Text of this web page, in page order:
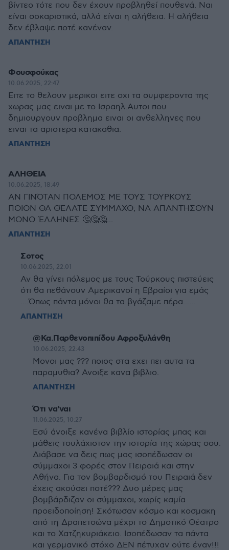
βίντεο τότε που δεν έχουν προβληθεί πουθενά. Ναι
είναι σοκαριστικά, αλλά είναι η αλήθεια. Η αλήθεια
δεν έβλαψε ποτέ κανέναν.
ΑΠΑΝΤΗΣΗ
Φουσφούκας
10.06.2025, 22:47
Ειτε το θελουν μερικοι ειτε οχι τα συμφεροντα της
χωρας μας ειναι με το Ισραηλ.Αυτοι που
δημιουργουν προβλημα ειναι οι ανθελληνες που
ειναι τα αριστερα κατακαθια.
ΑΠΑΝΤΗΣΗ
ΑΛΗΘΕΙΑ
10.06.2025, 18:49
ΑΝ ΓΙΝΌΤΑΝ ΠΟΛΕΜΟΣ ΜΕ ΤΟΥΣ ΤΟΥΡΚΟΥΣ
ΠΟΙΟΝ ΘΑ ΘΈΛΑΤΕ ΣΥΜΜΑΧΟ; ΝΑ ΑΠΑΝΤΉΣΟΥΝ
ΜΟΝΟ ΈΛΛΗΝΕΣ 🤔🤔🤔...
ΑΠΑΝΤΗΣΗ
Σοτος
10.06.2025, 22:01
Αν θα γίνει πόλεμος με τους Τούρκους πιστεύεις
ότι θα πεθάνουν Αμερικανοί η Εβραίοι για εμάς
....Όπως πάντα μόνοι θα τα βγάζαμε πέρα......
ΑΠΑΝΤΗΣΗ
@Κα.Παρθενοπιπίδου Αφροξυλάνθη
10.06.2025, 22:43
Μονοι μας ??? ποιος στα εχει πει αυτα τα
παραμυθια? Ανοιξε κανα βιβλιο.
ΑΠΑΝΤΗΣΗ
Ότι να'ναι
11.06.2025, 10:27
Εσύ άνοιξε κανένα βιβλίο ιστορίας μπας και
μάθεις τουλάχιστον την ιστορία της χώρας σου.
Διάβασε να δεις πως μας ισοπέδωσαν οι
σύμμαχοι 3 φορές στον Πειραιά και στην
Αθήνα. Για τον βομβαρδισμό του Πειραιά δεν
έχεις ακούσει ποτέ??? Δυο μέρες μας
βομβάρδιζαν οι σύμμαχοι, χωρίς καμία
προειδοποίηση! Σκότωσαν κόσμο και κοσμακη
από τη Δραπετσώνα μέχρι το Δημοτικό Θέατρο
και το Χατζηκυριάκειο. Ισοπέδωσαν τα πάντα
και γερμανικό στόχο ΔΕΝ πέτυχαν ούτε έναν!!!